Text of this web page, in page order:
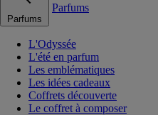
Parfums
Parfums
L'Odyssée
L'été en parfum
Les emblématiques
Les idées cadeaux
Coffrets découverte
Le coffret à composer